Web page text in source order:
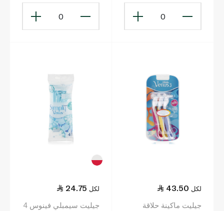
0
0
43.50 لكل
جيليت ماكينة حلاقة
24.75 لكل
جيليت سيمبلي فينوس 4